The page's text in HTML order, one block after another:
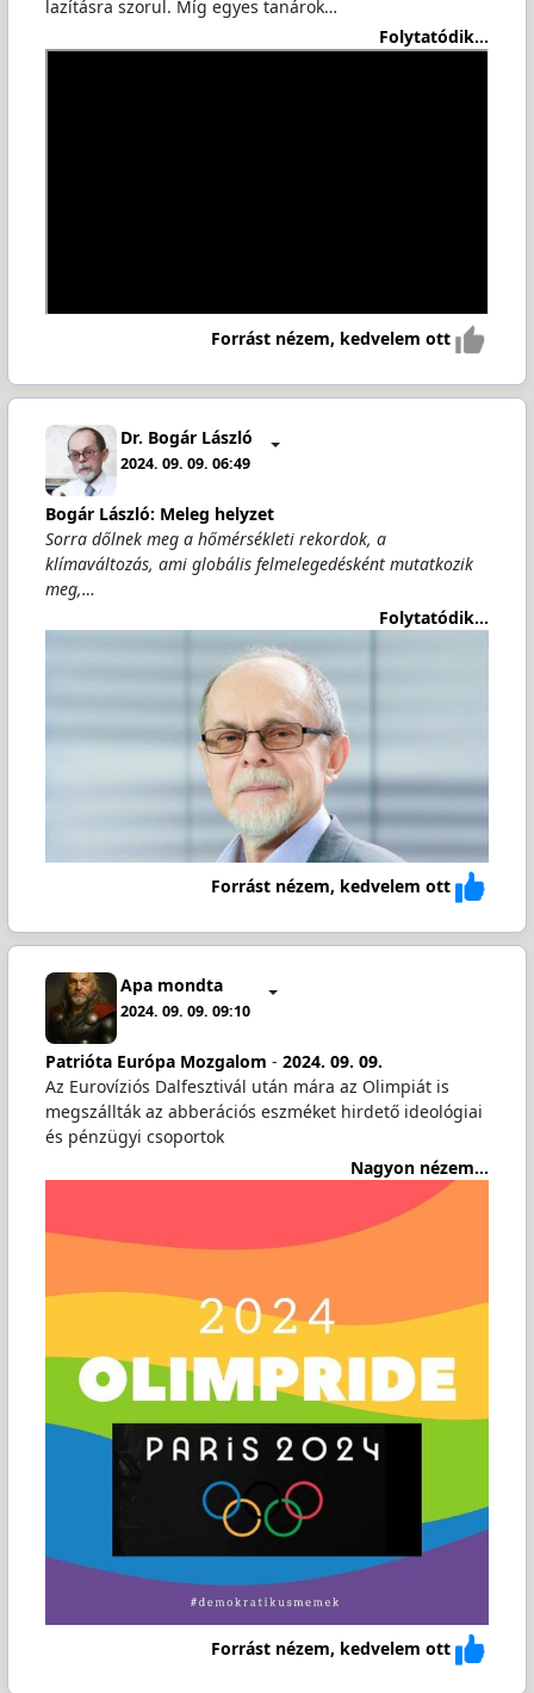
lazításra szorul. Míg egyes tanárok…
Folytatódik...
Forrást nézem, kedvelem ott
Dr. Bogár László
2024. 09. 09. 06:49
Bogár László: Meleg helyzet
Sorra dőlnek meg a hőmérsékleti rekordok, a
klímaváltozás, ami globális felmelegedésként mutatkozik
meg,…
Folytatódik...
Forrást nézem, kedvelem ott
Apa mondta
2024. 09. 09. 09:10
Patrióta Európa Mozgalom - 2024. 09. 09.
Az Eurovíziós Dalfesztivál után mára az Olimpiát is
megszállták az abberációs eszméket hirdető ideológiai
és pénzügyi csoportok
Nagyon nézem...
Forrást nézem, kedvelem ott